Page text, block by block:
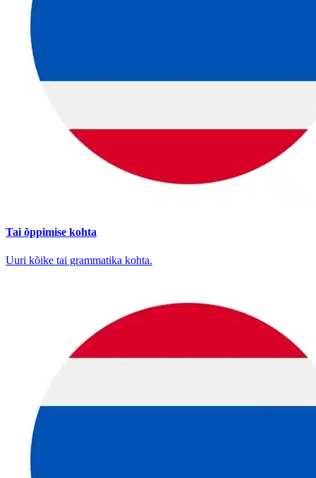
Tai õppimise kohta
Uuri kõike tai grammatika kohta.